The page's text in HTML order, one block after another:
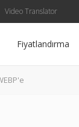
Video Translator
Fiyatlandırma